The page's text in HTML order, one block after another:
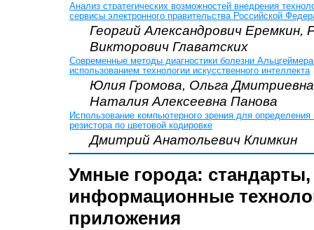
Анализ стратегических возможностей внедрения
сервисы электронного правительства Российской
Георгий Александрович Еремкин,
Викторович Главатских
Современные методы диагностики болезни
использованием технологии искусственного интеллекта
Юлия Громова, Ольга
Наталия Алексеевна Панова
Использование компьютерного зрения для
резистора по цветовой кодировке
Дмитрий Анатольевич Климкин
Умные города: стандарты,
информационные
приложения